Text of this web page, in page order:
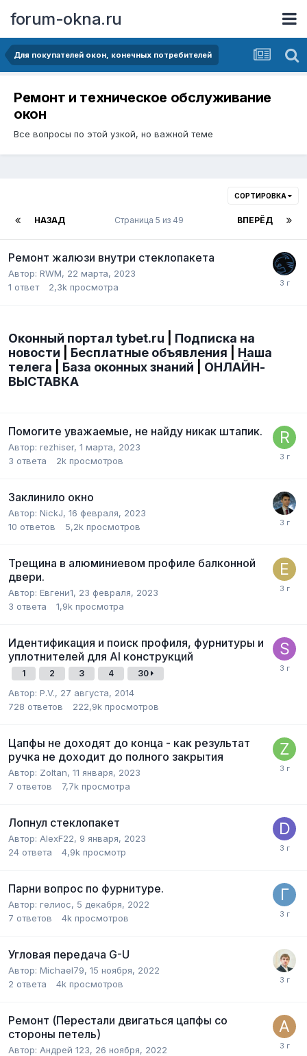
forum-okna.ru
Для покупателей окон, конечных потребителей
Ремонт и техническое обслуживание
окон
Все вопросы по этой узкой, но важной теме
СОРТИРОВКА
НАЗАД ВПЕРЁД
Страница 5 из 49
Ремонт жалюзи внутри стеклопакета
Автор: RWM, 22 марта, 2023
1 ответ 2,3k просмотра
Оконный портал tybet.ru
Подписка на
новости
Бесплатные объявления
Наша
телега
База оконных знаний
ОНЛАЙН-
ВЫСТАВКА
Помогите уважаемые, не найду никак штапик.
Автор: rezhiser, 1 марта, 2023
3 ответа 2k просмотров
Заклинило окно
Автор: NickJ, 16 февраля, 2023
10 ответов 5,2k просмотров
Трещина в алюминиевом профиле балконной
двери.
Автор: Евгени1, 23 февраля, 2023
3 ответа 1,9k просмотра
Идентификация и поиск профиля, фурнитуры и
уплотнителей для Al конструкций
1 2 3 4 30
Автор: P.V., 27 августа, 2014
728 ответов 222,9k просмотров
Цапфы не доходят до конца - как результат
ручка не доходит до полного закрытия
Автор: Zoltan, 11 января, 2023
7 ответов 7,7k просмотра
Лопнул стеклопакет
Автор: AlexF22, 9 января, 2023
24 ответа 4,9k просмотр
Парни вопрос по фурнитуре.
Автор: гелиос, 5 декабря, 2022
7 ответов 4k просмотров
Угловая передача G-U
Автор: Michael79, 15 ноября, 2022
2 ответа 4k просмотров
Ремонт (Перестали двигаться цапфы со
стороны петель)
Автор: Андрей 123, 26 ноября, 2022